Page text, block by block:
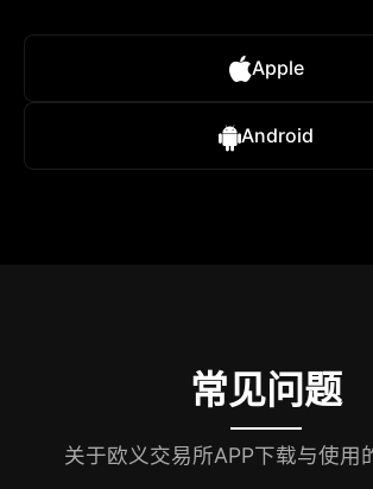
Apple
Android
常见问题
关于欧义交易所APP下载与使用